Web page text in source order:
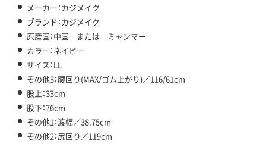
メーカー：カジメイク
ブランド：カジメイク
原産国：中国 または ミャンマー
カラー：ネイビー
サイズ：LL
その他3：腰回り(MAX/ゴム上がり)／116/61cm
股上：33cm
股下：76cm
その他1：渡幅／38.75cm
その他2：尻回り／119cm